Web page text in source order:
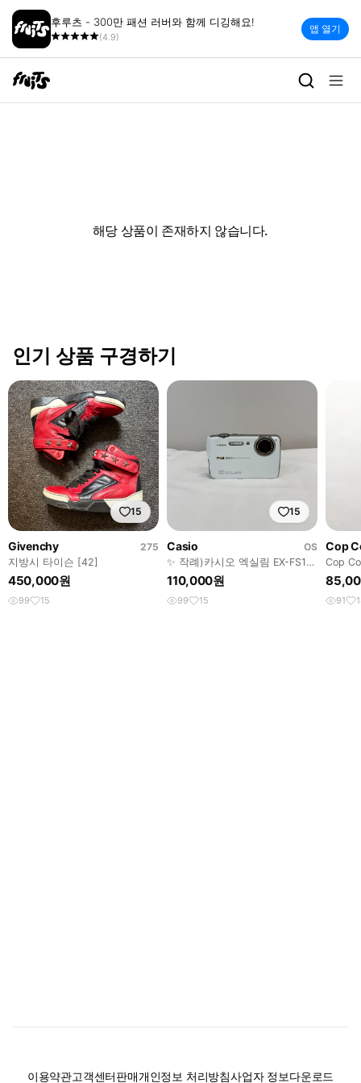
후루츠 - 300만 패션 러버와 함께 디깅해요!
(4.9)
앱 열기
해당 상품이 존재하지 않습니다.
인기 상품 구경하기
15
Givenchy
275
지방시 타이슨 [42]
450,000원
99 15
15
Casio
OS
✨ 작례)카시오 엑실림 EX-FS10
[영어지원]디카
110,000원
99 15
Cop
Cop
91
이용약관고객센터판매개인정보 처리방침사업자 정보다운로드